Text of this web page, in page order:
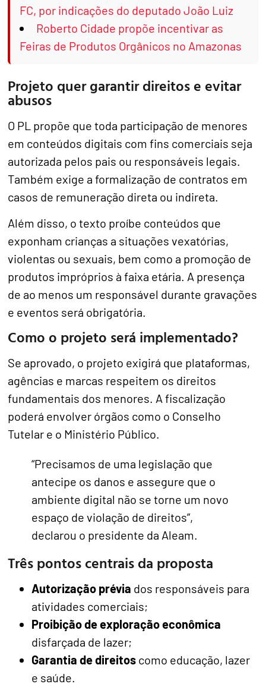
FC, por indicações do deputado João Luiz
Roberto Cidade propõe incentivar as
Feiras de Produtos Orgânicos no Amazonas
Projeto quer garantir direitos e evitar
abusos
O PL propõe que toda participação de menores
em conteúdos digitais com fins comerciais seja
autorizada pelos pais ou responsáveis legais.
Também exige a formalização de contratos em
casos de remuneração direta ou indireta.
Além disso, o texto proíbe conteúdos que
exponham crianças a situações vexatórias,
violentas ou sexuais, bem como a promoção de
produtos impróprios à faixa etária. A presença
de ao menos um responsável durante gravações
e eventos será obrigatória.
Como o projeto será implementado?
Se aprovado, o projeto exigirá que plataformas,
agências e marcas respeitem os direitos
fundamentais dos menores. A fiscalização
poderá envolver órgãos como o Conselho
Tutelar e o Ministério Público.
“Precisamos de uma legislação que
antecipe os danos e assegure que o
ambiente digital não se torne um novo
espaço de violação de direitos”,
declarou o presidente da Aleam.
Três pontos centrais da proposta
Autorização prévia dos responsáveis para
atividades comerciais;
Proibição de exploração econômica
disfarçada de lazer;
Garantia de direitos como educação, lazer
e saúde.